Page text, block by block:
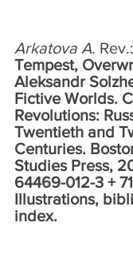
Arkatova A. Rev.:
Tempest,
Aleksandr
Fictive Worlds.
Revolutions:
Twentieth and
Centuries.
Studies Press,
64469-012-3 +
Illustrations,
index.